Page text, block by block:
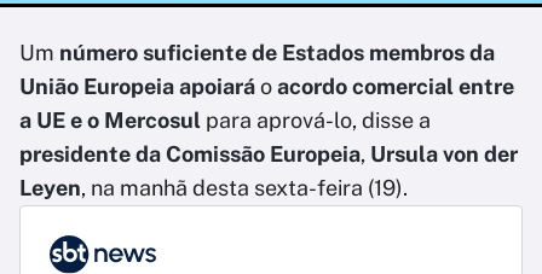
Um número suficiente de Estados membros da
União Europeia apoiaráoacordo comercial entre
a UE e o Mercosul para aprová-lo, disse a
presidente da Comissão Europeia, Ursula von der
Leyen, na manhã desta sexta-feira (19).